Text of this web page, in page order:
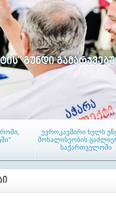
გუნდი
ევროკავშირი ხელს
მოხალისეობის
საქართველოში